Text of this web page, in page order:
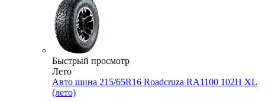
Быстрый просмотр
Лето
Авто шина 215/65R16 Roadcruza RA1100 102H XL
(лето)